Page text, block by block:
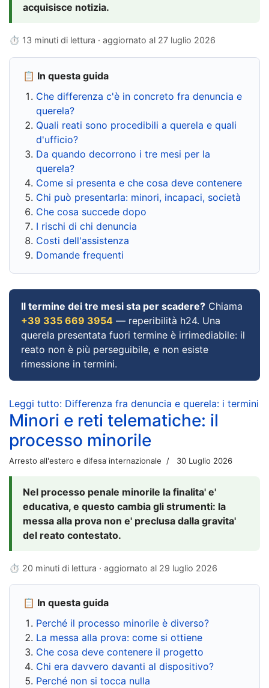
acquisisce notizia.
⏱ 13 minuti di lettura · aggiornato al 27 luglio 2026
📋 In questa guida
Che differenza c'è in concreto fra denuncia e
querela?
Quali reati sono procedibili a querela e quali
d'ufficio?
Da quando decorrono i tre mesi per la
querela?
Come si presenta e che cosa deve contenere
Chi può presentarla: minori, incapaci, società
Che cosa succede dopo
I rischi di chi denuncia
Costi dell'assistenza
Domande frequenti
Il termine dei tre mesi sta per scadere? Chiama
+39 335 669 3954 — reperibilità h24. Una
querela presentata fuori termine è irrimediabile: il
reato non è più perseguibile, e non esiste
rimessione in termini.
Leggi tutto: Differenza fra denuncia e querela: i termini
Minori e reti telematiche: il
processo minorile
Arresto all'estero e difesa internazionale 30 Luglio 2026
Nel processo penale minorile la finalita' e'
educativa, e questo cambia gli strumenti: la
messa alla prova non e' preclusa dalla gravita'
del reato contestato.
⏱ 20 minuti di lettura · aggiornato al 29 luglio 2026
📋 In questa guida
Perché il processo minorile è diverso?
La messa alla prova: come si ottiene
Che cosa deve contenere il progetto
Chi era davvero davanti al dispositivo?
Perché non si tocca nulla